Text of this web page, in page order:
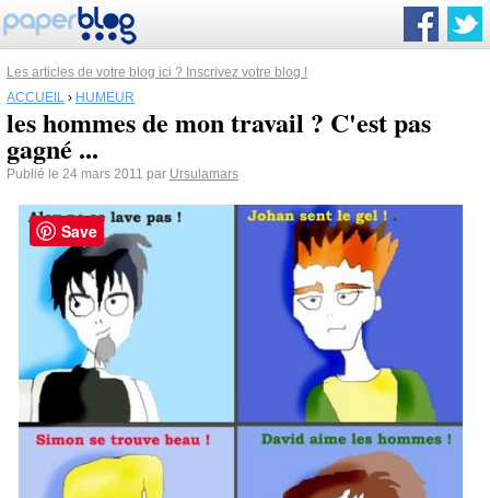
Les articles de votre blog ici ? Inscrivez votre blog !
ACCUEIL › HUMEUR
les hommes de mon travail ? C'est pas
gagné ...
Publié le 24 mars 2011 par Ursulamars
Save